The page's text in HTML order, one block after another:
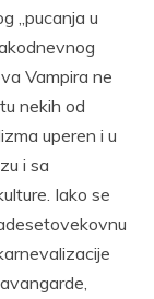
„pucanja u
Vampira ne
nekih od
uperen i u
i sa
Iako se